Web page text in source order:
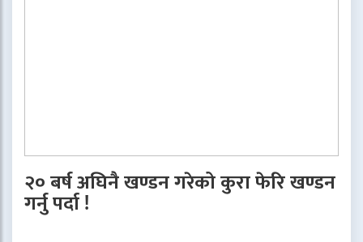
२० बर्ष अघिनै खण्डन गरेको कुरा फेरि खण्डन
गर्नु पर्दा !